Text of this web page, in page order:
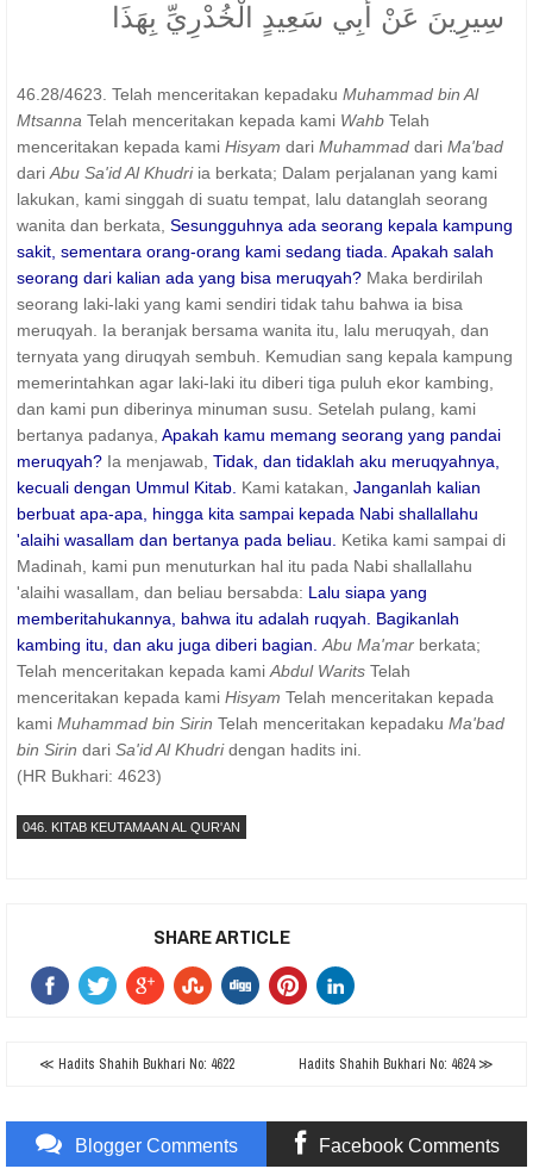
سِيرِينَ عَنْ أَبِي سَعِيدٍ الْخُدْرِيِّ بِهَذَا
46.28/4623. Telah menceritakan kepadaku Muhammad bin Al
Mtsanna Telah menceritakan kepada kami Wahb Telah
menceritakan kepada kami Hisyam dari Muhammad dari Ma'bad
dari Abu Sa'id Al Khudriia berkata; Dalam perjalanan yang kami
lakukan, kami singgah di suatu tempat, lalu datanglah seorang
wanita dan berkata, Sesungguhnya ada seorang kepala kampung
sakit, sementara orang-orang kami sedang tiada. Apakah salah
seorang dari kalian ada yang bisa meruqyah? Maka berdirilah
seorang laki-laki yang kami sendiri tidak tahu bahwa ia bisa
meruqyah. Ia beranjak bersama wanita itu, lalu meruqyah, dan
ternyata yang diruqyah sembuh. Kemudian sang kepala kampung
memerintahkan agar laki-laki itu diberi tiga puluh ekor kambing,
dan kami pun diberinya minuman susu. Setelah pulang, kami
bertanya padanya, Apakah kamu memang seorang yang pandai
meruqyah? Ia menjawab, Tidak, dan tidaklah aku meruqyahnya,
kecuali dengan Ummul Kitab. Kami katakan, Janganlah kalian
berbuat apa-apa, hingga kita sampai kepada Nabi shallallahu
'alaihi wasallam dan bertanya pada beliau.
Ketika kami sampai di
Madinah, kami pun menuturkan hal itu pada Nabi shallallahu
'alaihi wasallam, dan beliau bersabda: Lalu siapa yang
memberitahukannya, bahwa itu adalah ruqyah. Bagikanlah
kambing itu, dan aku juga diberi bagian. Abu Ma'mar berkata;
Telah menceritakan kepada kami Abdul Warits Telah
menceritakan kepada kami Hisyam Telah menceritakan kepada
kami Muhammad bin Sirin Telah menceritakan kepadaku Ma'bad
bin Sirin dari Sa'id Al Khudridengan hadits ini.
(HR Bukhari: 4623)
046. KITAB KEUTAMAAN AL QUR'AN
SHARE ARTICLE
≪ Hadits Shahih Bukhari No: 4622 Hadits Shahih Bukhari No: 4624 ≫
Blogger Comments Facebook Comments